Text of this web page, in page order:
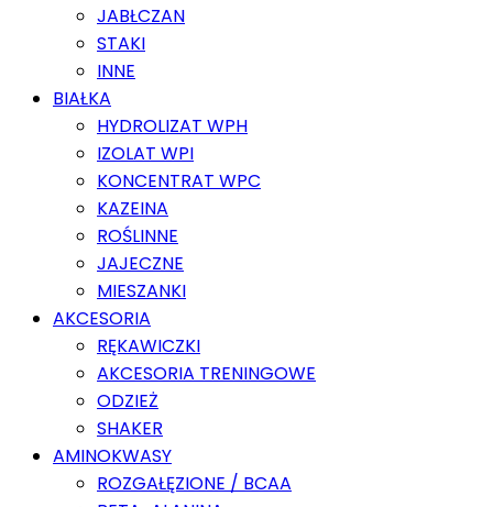
JABŁCZAN
STAKI
INNE
BIAŁKA
HYDROLIZAT WPH
IZOLAT WPI
KONCENTRAT WPC
KAZEINA
ROŚLINNE
JAJECZNE
MIESZANKI
AKCESORIA
RĘKAWICZKI
AKCESORIA TRENINGOWE
ODZIEŻ
SHAKER
AMINOKWASY
ROZGAŁĘZIONE / BCAA